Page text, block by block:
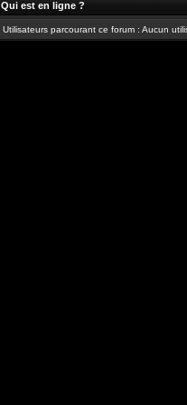
Qui est en ligne ?
Utilisateurs parcourant ce forum : Aucun